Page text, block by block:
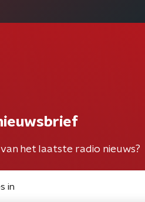
het laatste radio nieuws?